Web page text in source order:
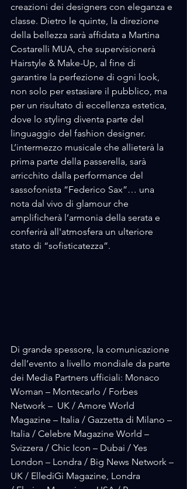
creazioni dei designers con eleganza e
classe. Dietro le quinte, la direzione
della bellezza sarà affidata a Martina
Costarelli MUA, che supervisionerà
Hairstyle & Make-Up, al fine di
garantire la perfezione di ogni look,
non solo per estasiare il pubblico, ma
per un risultato di eccellenza estetica,
dove lo styling diventa parte del
linguaggio del fashion designer.
L’intermezzo musicale che allieterà la
prima parte della passerella, sarà
arricchito dalla performance del
sassofonista “Federico Sax”… una
nota dal vivo di glamour che
amplificherà l’armonia della serata e
conferirà all'atmosfera un ulteriore
stato di “sofisticatezza”.
Di grande spessore, la comunicazione
dell’evento a livello mondiale da parte
dei Media Partners ufficiali: Monaco
Woman – Montecarlo / Forbes
Network –  UK / Amore World
Magazine – Italia / Gazzetta di Milano –
Italia / Celebre Magazine World –
Svizzera / Chic Icon – Dubai / Yes
London – Londra / Big News Network –
UK / EllediGi Magazine, Londra